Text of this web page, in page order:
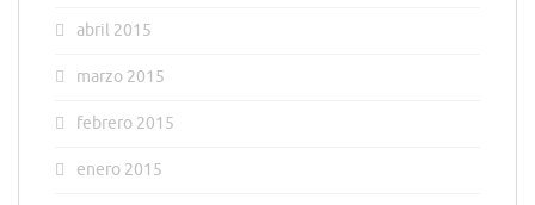
abril 2015
marzo 2015
febrero 2015
enero 2015